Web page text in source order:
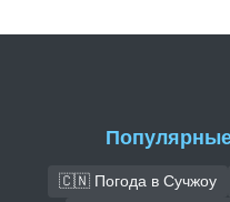
🇨🇳 Погода в Сучжоу